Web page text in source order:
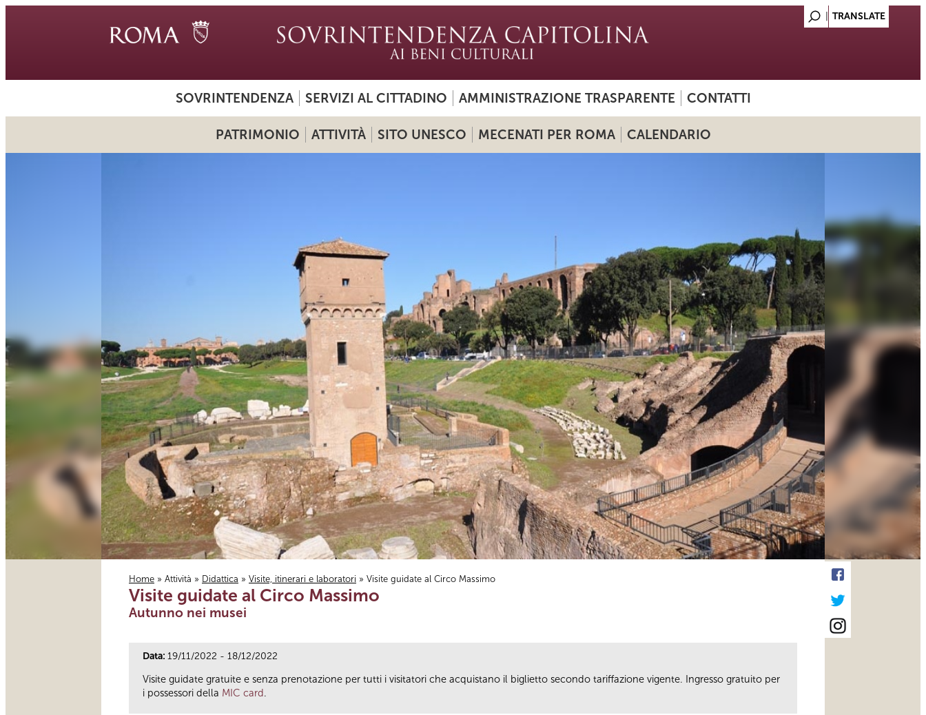
SOVRINTENDENZA SERVIZI AL CITTADINO AMMINISTRAZIONE TRASPARENTE CONTATTI
PATRIMONIO ATTIVITÀ SITO UNESCO MECENATI PER ROMA CALENDARIO
Tu sei qui
Home » Attività » Didattica » Visite, itinerari e laboratori » Visite guidate al Circo Massimo
Visite guidate al Circo Massimo
Autunno nei musei
Data: 19/11/2022 - 18/12/2022
Visite guidate gratuite e senza prenotazione per tutti i visitatori che acquistano il biglietto secondo tariffazione vigente. Ingresso gratuito per
i possessori della MIC card.